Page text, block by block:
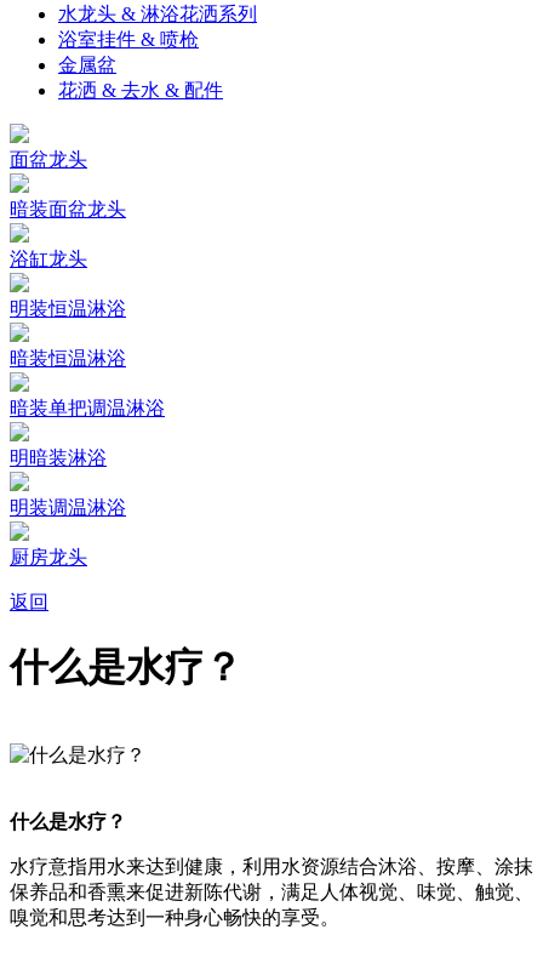
水龙头 & 淋浴花洒系列
浴室挂件 & 喷枪
金属盆
花洒 & 去水 & 配件
面盆龙头
暗装面盆龙头
浴缸龙头
明装恒温淋浴
暗装恒温淋浴
暗装单把调温淋浴
明暗装淋浴
明装调温淋浴
厨房龙头
返回
什么是水疗？
什么是水疗？
水疗意指用水来达到健康，利用水资源结合沐浴、按摩、涂抹
保养品和香熏来促进新陈代谢，满足人体视觉、味觉、触觉、
嗅觉和思考达到一种身心畅快的享受。